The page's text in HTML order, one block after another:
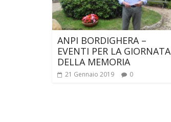
ANPI BORDIGHERA –
EVENTI PER LA GIORNATA
DELLA MEMORIA
21 Gennaio 2019 0